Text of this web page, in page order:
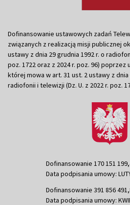
Dofinansowanie ustawowych zadań
związanych z realizacją misji publicznej
ustawy z dnia 29 grudnia 1992 r. o
poz. 1722 oraz z 2024 r. poz. 96)
której mowa w art. 31 ust. 2 ustawy z dnia
radiofonii i telewizji (Dz. U. z 2022 r. poz.
Dofinansowanie 170 151
Data podpisania umowy:
Dofinansowanie 391 856
Data podpisania umowy: